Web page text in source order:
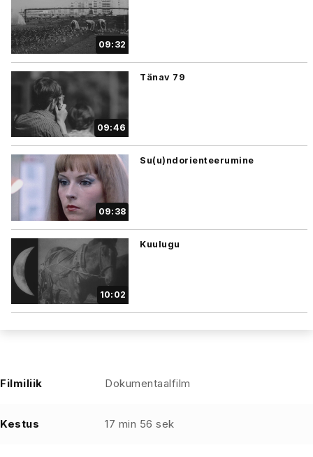
09:32
09:46
Tänav 79
09:38
Su(u)ndorienteerumine
10:02
Kuulugu
Filmiliik Dokumentaalfilm
Kestus 17 min 56 sek